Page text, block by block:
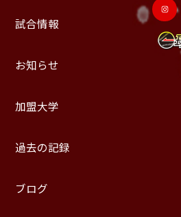
試合情報
お知らせ
加盟大学
過去の記録
ブログ